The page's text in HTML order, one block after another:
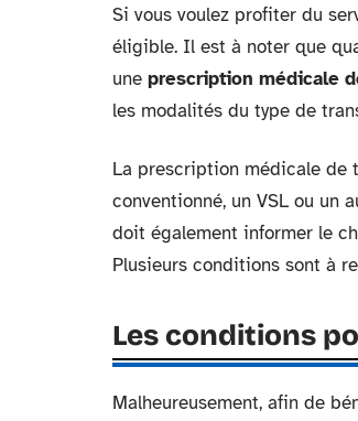
Si vous voulez profiter du
éligible. Il est à noter que
une prescription médicale
les modalités du type de
La prescription médicale de
conventionné, un VSL ou un
doit également informer le
Plusieurs conditions sont à
Les conditions
Malheureusement, afin de